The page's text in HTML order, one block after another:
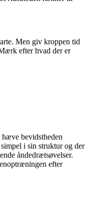
Men giv kroppen tid
efter hvad der er
bevidstheden
i sin struktur og der
åndedrætsøvelser.
efter